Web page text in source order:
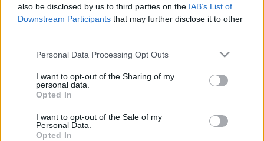
also be disclosed by us to third parties on the IAB’s List of
Downstream Participants that may further disclose it to other
Please note that this website/app uses one or more Google
not limited to your visit or usage behaviour. You may click to
grant or deny consent to Google and its third-party tags to
use your data for below specified purposes in below Google
consent section.
Personal Data Processing Opt Outs
I want to opt-out of the Sharing of my
personal data.
Opted In
I want to opt-out of the Sale of my
Personal Data.
Opted In